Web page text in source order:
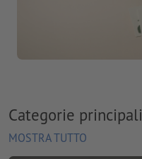
Categorie principali
MOSTRA TUTTO